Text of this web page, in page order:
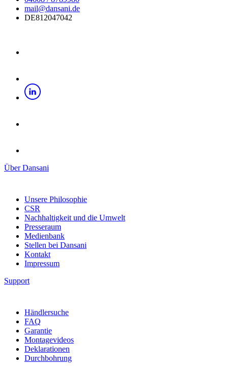
mail@dansani.de
DE812047042
Über Dansani
Unsere Philosophie
CSR
Nachhaltigkeit und die Umwelt
Presseraum
Medienbank
Stellen bei Dansani
Kontakt
Impressum
Support
Händlersuche
FAQ
Garantie
Montagevideos
Deklarationen
Durchbohrung